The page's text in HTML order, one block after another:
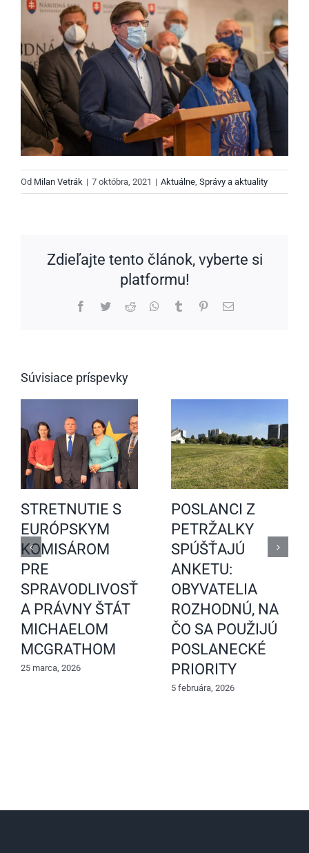
Od Milan Vetrák | 7 októbra, 2021 | Aktuálne, Správy a aktuality
Zdieľajte tento článok, vyberte si
platformu!
Facebook
TwitterReddit WhatsApp
Tumblr PinterestEmail
Súvisiace príspevky
STRETNUTIE S
EURÓPSKYM
KOMISÁROM
PRE
SPRAVODLIVOSŤ
A PRÁVNY ŠTÁT
MICHAELOM
MCGRATHOM
25 marca, 2026
POSLANCI Z
PETRŽALKY
SPÚŠŤAJÚ
ANKETU:
OBYVATELIA
ROZHODNÚ, NA
ČO SA POUŽIJÚ
POSLANECKÉ
PRIORITY
5 februára, 2026